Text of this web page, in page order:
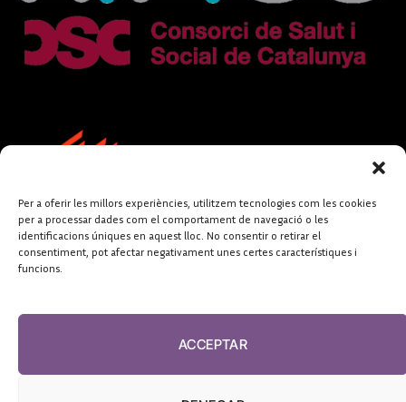
Per a oferir les millors experiències, utilitzem tecnologies com les cookies
per a processar dades com el comportament de navegació o les
identificacions úniques en aquest lloc. No consentir o retirar el
consentiment, pot afectar negativament unes certes característiques i
funcions.
ACCEPTAR
FUNDACIÓ